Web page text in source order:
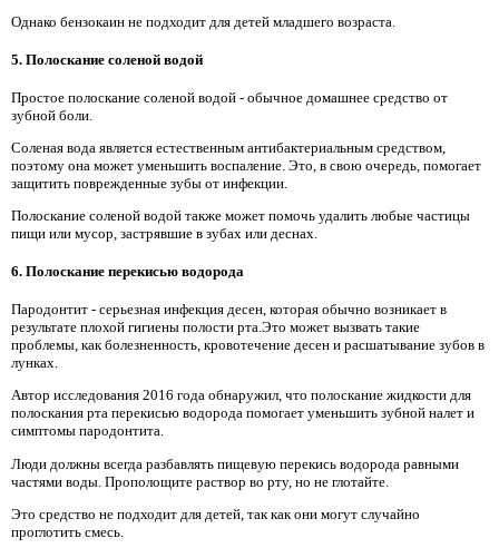
Однако бензокаин не подходит для детей младшего возраста.
5. Полоскание соленой водой
Простое полоскание соленой водой - обычное домашнее средство от
зубной боли.
Соленая вода является естественным антибактериальным средством,
поэтому она может уменьшить воспаление. Это, в свою очередь, помогает
защитить поврежденные зубы от инфекции.
Полоскание соленой водой также может помочь удалить любые частицы
пищи или мусор, застрявшие в зубах или деснах.
6. Полоскание перекисью водорода
Пародонтит - серьезная инфекция десен, которая обычно возникает в
результате плохой гигиены полости рта.Это может вызвать такие
проблемы, как болезненность, кровотечение десен и расшатывание зубов в
лунках.
Автор исследования 2016 года обнаружил, что полоскание жидкости для
полоскания рта перекисью водорода помогает уменьшить зубной налет и
симптомы пародонтита.
Люди должны всегда разбавлять пищевую перекись водорода равными
частями воды. Прополощите раствор во рту, но не глотайте.
Это средство не подходит для детей, так как они могут случайно
проглотить смесь.